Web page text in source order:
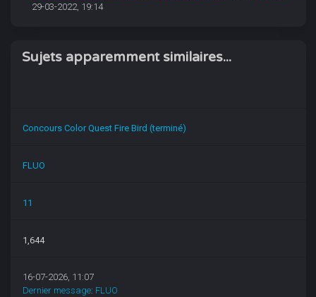
29-03-2022, 19:14
Sujets apparemment similaires...
Concours Color Quest Fire Bird (terminé)
FLUO
11
1,644
16-07-2026, 11:07
Dernier message: FLUO